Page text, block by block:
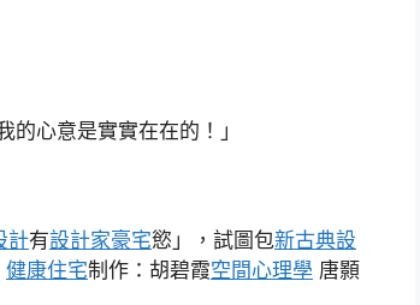
的心意是實實在在的！」
計有設計家豪宅慾」，試圖包新古典設
健康住宅制作：胡碧霞空間心理學 唐顥